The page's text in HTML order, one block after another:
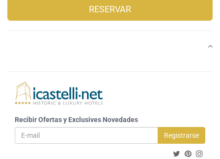
RESERVAR
Recibir Ofertas y Exclusives Novedades
Registrarse